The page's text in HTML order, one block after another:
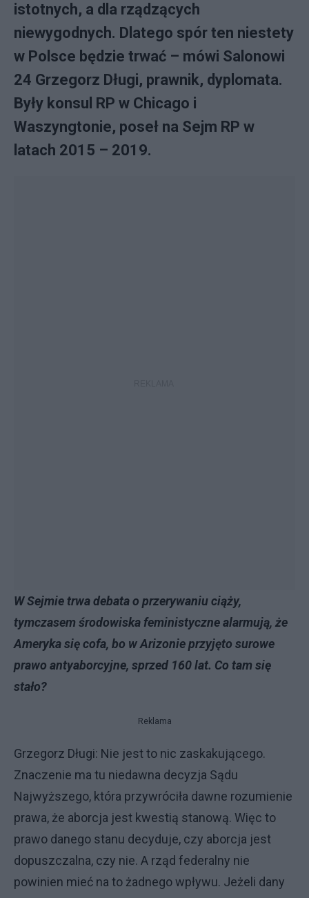
istotnych, a dla rządzących
niewygodnych. Dlatego spór ten niestety
w Polsce będzie trwać – mówi Salonowi
24 Grzegorz Długi, prawnik, dyplomata.
Były konsul RP w Chicago i
Waszyngtonie, poseł na Sejm RP w
latach 2015 – 2019.
W Sejmie trwa debata o przerywaniu ciąży,
tymczasem środowiska feministyczne alarmują, że
Ameryka się cofa, bo w Arizonie przyjęto surowe
prawo antyaborcyjne, sprzed 160 lat. Co tam się
stało?
Reklama
Grzegorz Długi: Nie jest to nic zaskakującego.
Znaczenie ma tu niedawna decyzja Sądu
Najwyższego, która przywróciła dawne rozumienie
prawa, że aborcja jest kwestią stanową. Więc to
prawo danego stanu decyduje, czy aborcja jest
dopuszczalna, czy nie. A rząd federalny nie
powinien mieć na to żadnego wpływu. Jeżeli dany